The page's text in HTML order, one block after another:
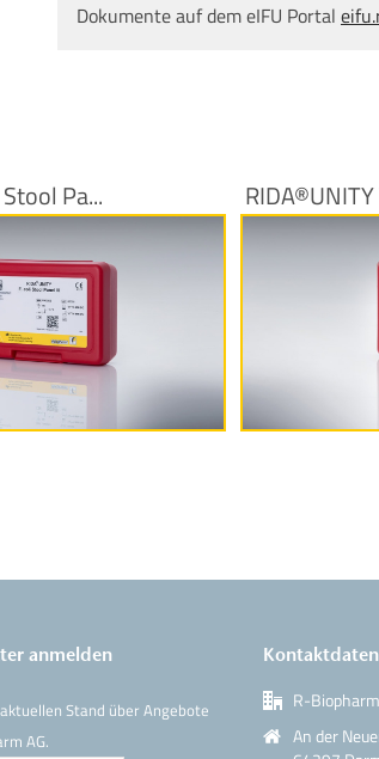
Dokumente auf dem eIFU Portal
Pa...
anmelden
Stand über Angebote
AG.
Kontaktdaten
R-
An der